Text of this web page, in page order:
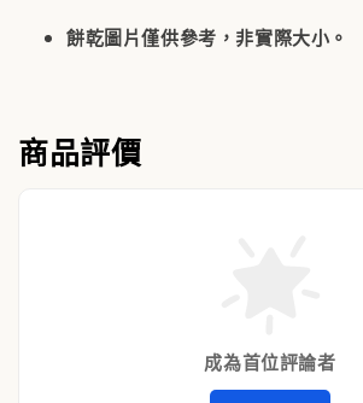
餅乾圖片僅供參考，非實際大小。
商品評價
成為首位評論者